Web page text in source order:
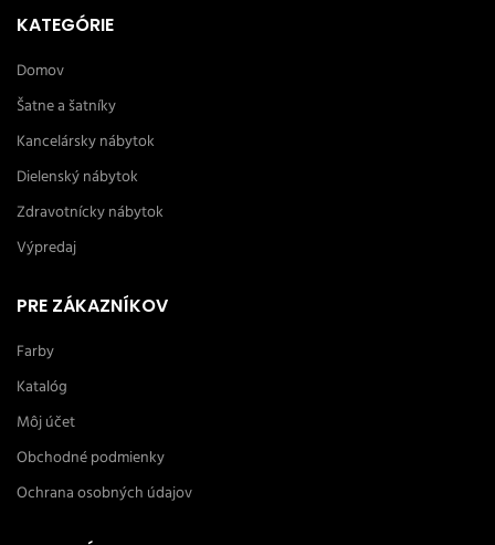
KATEGÓRIE
Domov
Šatne a šatníky
Kancelársky nábytok
Dielenský nábytok
Zdravotnícky nábytok
Výpredaj
PRE ZÁKAZNÍKOV
Farby
Katalóg
Môj účet
Obchodné podmienky
Ochrana osobných údajov